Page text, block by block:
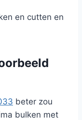
en cutten en
beter zou
bulken met